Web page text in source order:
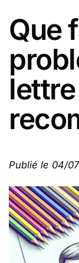
Que
lettre
Publié le 04/